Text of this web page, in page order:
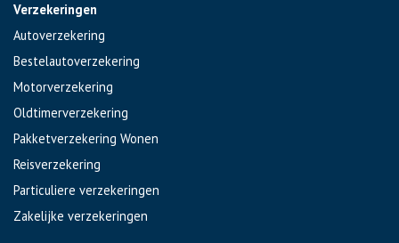
Verzekeringen
Autoverzekering
Bestelautoverzekering
Motorverzekering
Oldtimerverzekering
Pakketverzekering Wonen
Reisverzekering
Particuliere verzekeringen
Zakelijke verzekeringen